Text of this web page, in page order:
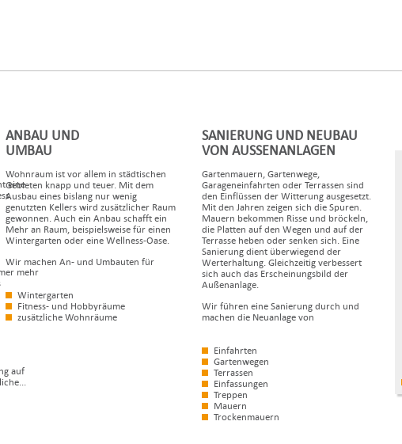
eine
mehr
auf
ANBAU UND
UMBAU
Wohnraum ist vor allem in städtischen
Gebieten knapp und teuer. Mit dem
Ausbau eines bislang nur wenig
genutzten Kellers wird zusätzlicher Raum
gewonnen. Auch ein Anbau schafft ein
Mehr an Raum, beispielsweise für einen
Wintergarten oder eine Wellness-Oase.
Wir machen An- und Umbauten für
Wintergarten
Fitness- und Hobbyräume
zusätzliche Wohnräume
SANIERUNG UND NEUBAU
VON AUSSENANLAGEN
Gartenmauern, Gartenwege,
Garageneinfahrten oder Terrassen sind
den Einflüssen der Witterung ausgesetzt.
Mit den Jahren zeigen sich die Spuren.
Mauern bekommen Risse und bröckeln,
die Platten auf den Wegen und auf der
Terrasse heben oder senken sich. Eine
Sanierung dient überwiegend der
Werterhaltung. Gleichzeitig verbessert
sich auch das Erscheinungsbild der
Außenanlage.
Wir führen eine Sanierung durch und
machen die Neuanlage von
Einfahrten
Gartenwegen
Terrassen
Einfassungen
Treppen
Mauern
Trockenmauern